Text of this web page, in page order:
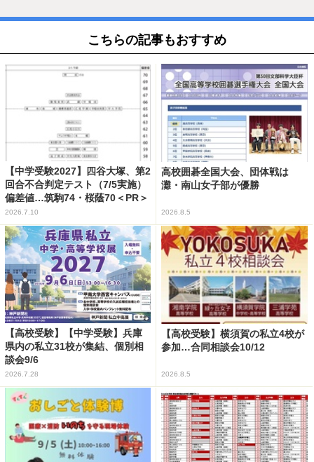
こちらの記事もおすすめ
【中学受験2027】四谷大塚、第2
回合不合判定テスト（7/5実施）
偏差値…筑駒74・桜蔭70＜PR＞
2026.7.10
高校囲碁全国大会、団体戦は
灘・南山女子部が優勝
2026.8.5
【高校受験】【中学受験】兵庫
県内の私立31校が集結、個別相
談会9/6
2026.7.28
【高校受験】横須賀の私立4校が
参加…合同相談会10/12
2026.8.5